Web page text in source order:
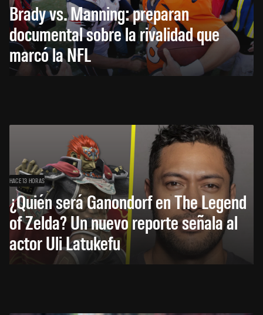
Brady vs. Manning: preparan
documental sobre la rivalidad que
marcó la NFL
HACE 13 HORAS
¿Quién será Ganondorf en The Legend
of Zelda? Un nuevo reporte señala al
actor Uli Latukefu